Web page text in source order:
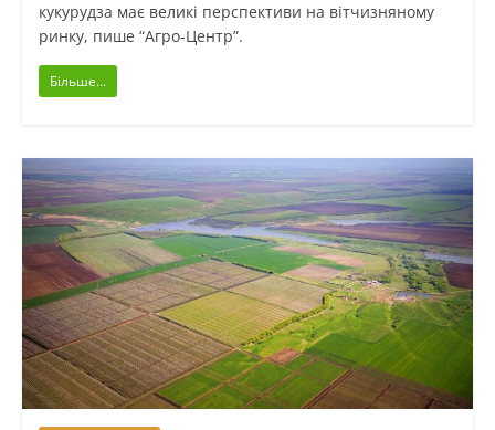
кукурудза має великі перспективи на вітчизняному
ринку, пише “Агро-Центр”.
Більше...